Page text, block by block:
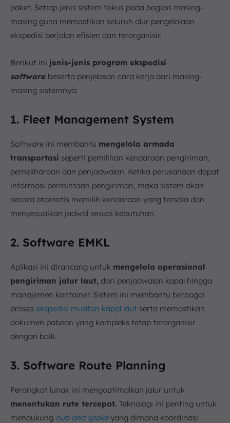
paket. Setiap jenis sistem fokus pada bagian masing-
masing guna memastikan seluruh alur pengelolaan
ekspedisi berjalan efisien dan terorganisir.
Berikut ini jenis-jenis program ekspedisi
software beserta penjelasan cara kerja dari masing-
masing sistemnya:
1. Fleet Management System
Software ini membantu mengelola armada
transportasi seperti pemilihan kendaraan pengiriman,
pemeliharaan dan penjadwalan. Ketika perusahaan dapat
informasi permintaan pengiriman, maka sistem akan
secara otomatis memilih kendaraan yang tersdia dan
menyesuaikan jadwal sesuai kebutuhan.
2. Software EMKL
Aplikasi ini dirancang untuk mengelola operasional
pengiriman jalur laut, dari penjadwalan kapal hingga
manajemen kontainer. Sistem ini membantu berbagai
proses ekspedisi muatan kapal laut serta memastikan
dokumen pabean yang kompleks tetap terorganisir
dengan baik.
3. Software Route Planning
Perangkat lunak ini mengoptimalkan jalur untuk
menentukan rute tercepat. Teknologi ini penting untuk
mendukung hub and spokeyang dimana koordinasi